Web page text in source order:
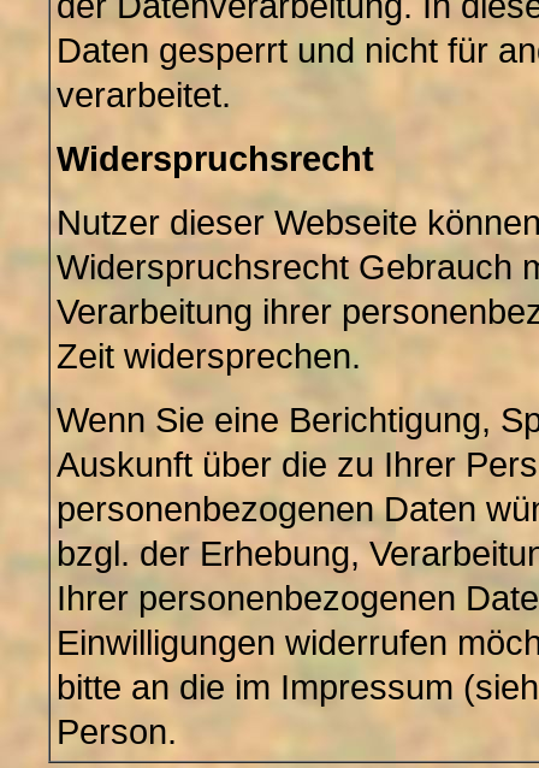
Daten gesperrt und nicht für
verarbeitet.
Widerspruchsrecht
Nutzer dieser Webseite
Widerspruchsrecht Gebrauch
Verarbeitung ihrer
Zeit widersprechen.
Wenn Sie eine Berichtigung,
Auskunft über die zu Ihrer
personenbezogenen Daten
bzgl. der Erhebung,
Ihrer personenbezogenen
Einwilligungen widerrufen
bitte an die im Impressum
Person.